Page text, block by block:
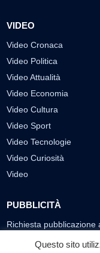
VIDEO
Video Cronaca
Video Politica
Video Attualità
Video Economia
Video Cultura
Video Sport
Video Tecnologie
Video Curiosità
Video
PUBBLICITÀ
Richiesta pubblicazione
SEGUICI SUI SOCIAL
Questo sito